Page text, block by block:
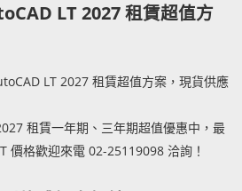
LT 2027 租賃超值方
LT 2027 租賃超值方案，現貨供應
租賃一年期、三年期超值優惠中，最
價格歡迎來電 02-25119098 洽詢！